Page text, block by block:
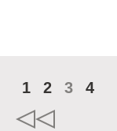
1 2 3 4